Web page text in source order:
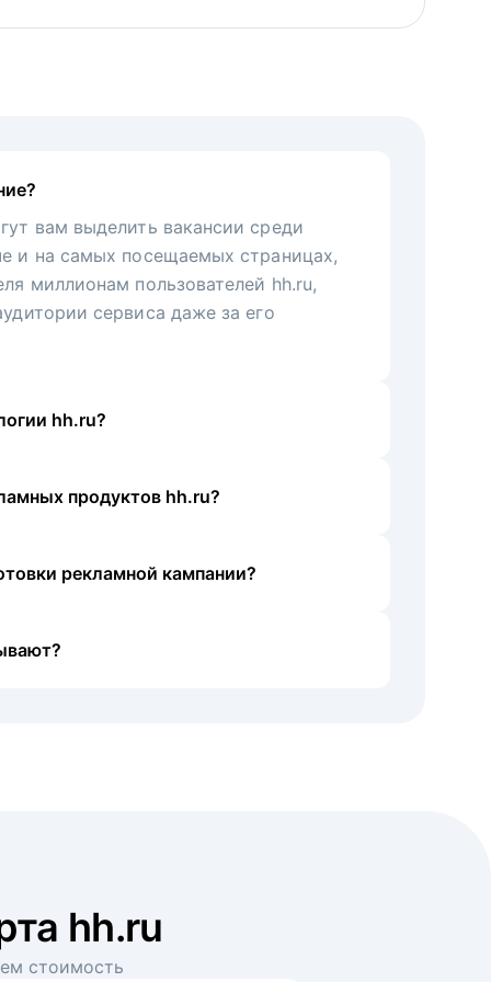
вам выделить вакансии среди
и на самых посещаемых страницах,
миллионам пользователей hh.ru,
сервиса даже за его
hh.ru?
продуктов hh.ru?
рекламной кампании?
hh.ru
стоимость